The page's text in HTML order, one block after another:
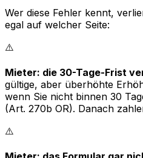
Wer diese Fehler kennt,
egal auf welcher Seite:
⚠️
Mieter: die 30-Tage-Frist
gültige, aber überhöhte
wenn Sie nicht binnen 30
(Art. 270b OR). Danach
⚠️